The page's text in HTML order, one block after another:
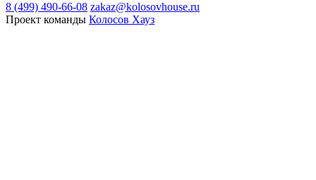
8 (499) 490-66-08 zakaz@kolosovhouse.ru
Проект команды Колосов Хауз